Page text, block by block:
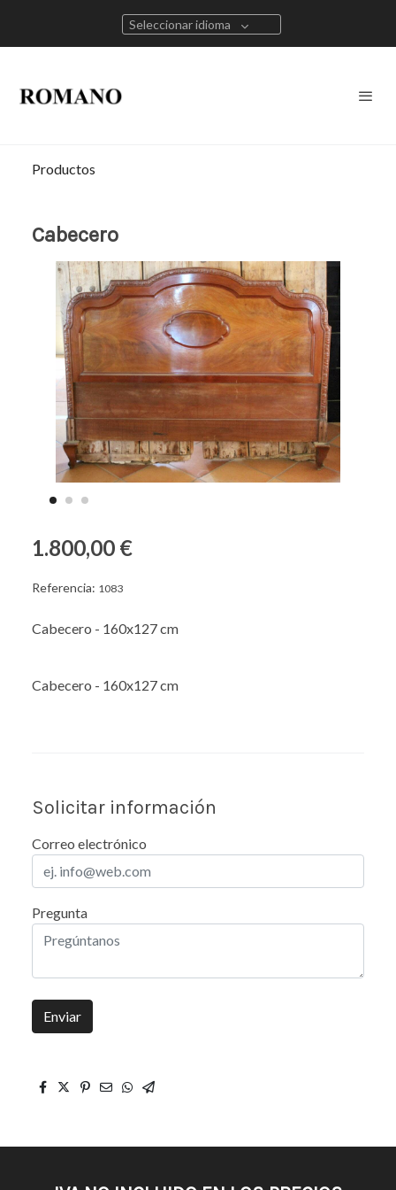
Seleccionar idioma
Productos
Cabecero
1.800,00 €
Referencia: 1083
Cabecero - 160x127 cm
Cabecero - 160x127 cm
Solicitar información
Correo electrónico
Pregunta
Enviar